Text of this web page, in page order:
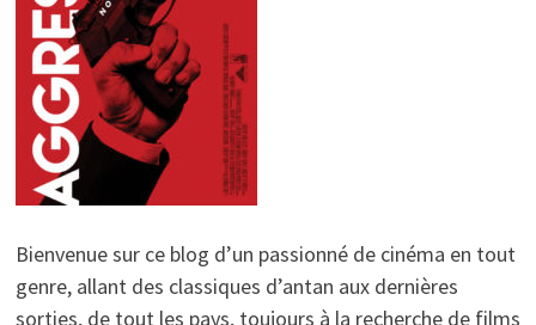
Bienvenue sur ce blog d’un passionné de cinéma en tout
genre, allant des classiques d’antan aux dernières
sorties, de tout les pays, toujours à la recherche de films